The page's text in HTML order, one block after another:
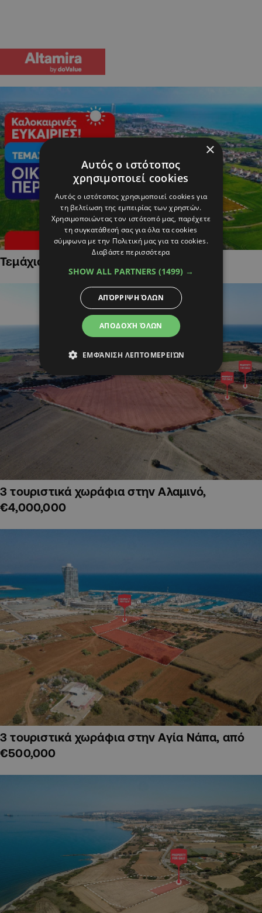
Τεμάχια Γης σε Οικιστικές Περιοχές
3 τουριστικά χωράφια στην Αλαμινό,
€4,000,000
3 τουριστικά χωράφια στην Αγία Νάπα, από
€500,000
×
Αυτός ο ιστότοπος
χρησιμοποιεί cookies
Αυτός ο ιστότοπος χρησιμοποιεί cookies για
τη βελτίωση της εμπειρίας των χρηστών.
Χρησιμοποιώντας τον ιστότοπό μας, παρέχετε
τη συγκατάθεσή σας για όλα τα cookies
σύμφωνα με την Πολιτική μας για τα cookies.
Διαβάστε περισσότερα
SHOW ALL PARTNERS (1499) →
ΑΠΟΔΟΧΉ ΌΛΩΝ
ΑΠΌΡΡΙΨΗ ΌΛΩΝ
ΕΜΦΆΝΙΣΗ ΛΕΠΤΟΜΕΡΕΙΏΝ